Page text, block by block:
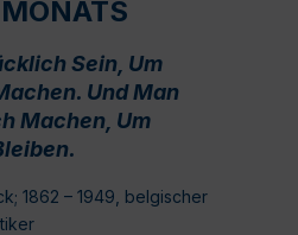
Sein, Um
Und Man
Machen, Um
1862 – 1949, belgischer